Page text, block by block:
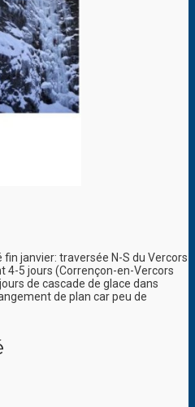
janvier: traversée N-S du Vercors
4-5 jours (Corrençon-en-Vercors
de cascade de glace dans
de plan car peu de